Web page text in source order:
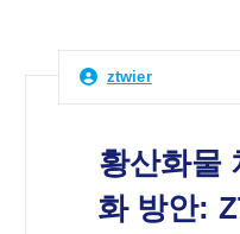
ztwier
황산화물
화 방안: